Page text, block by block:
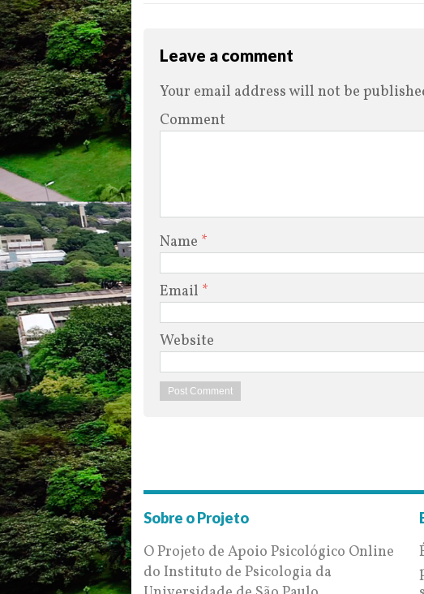
Leave a comment
Your email address will not be
Comment
Name *
Email *
Website
Sobre o Projeto
O Projeto de Apoio Psicológico Online
do Instituto de Psicologia da